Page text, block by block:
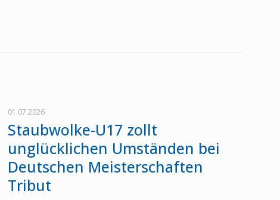
01.07.2026
Staubwolke-U17 zollt
unglücklichen Umständen bei
Deutschen Meisterschaften
Tribut